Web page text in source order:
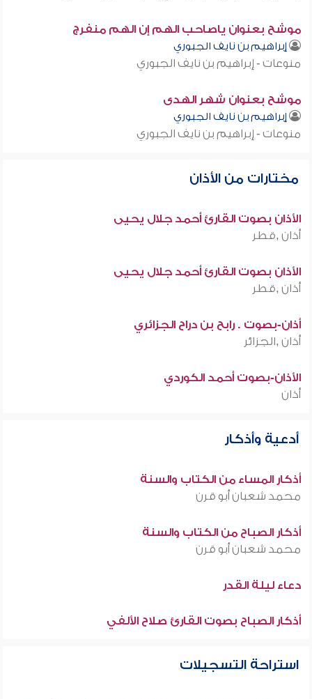
موشح بعنوان ياصاحب الهم إن الهم منفرج
إبراهيم بن نايف الجبوري
منوعات - إبراهيم بن نايف الجبوري
موشح بعنوان شهر الهدى
إبراهيم بن نايف الجبوري
منوعات - إبراهيم بن نايف الجبوري
مختارات من الأذان
الأذان بصوت القارئ أحمد جلال يحيى
أذان ,قطر
الأذان بصوت القارئ أحمد جلال يحيى
أذان ,قطر
أذان-بصوت . رابح بن دراح الجزائري
أذان ,الجزائر
الأذان-بصوت أحمد الكوردي
أذان
أدعية وأذكار
أذكار المساء من الكتاب والسنة
محمد شعبان أبو قرن
أذكار الصباح من الكتاب والسنة
محمد شعبان أبو قرن
دعاء ليلة القدر
أذكار الصباح بصوت القارئ صلاح الألفي
استراحة التسجيلات